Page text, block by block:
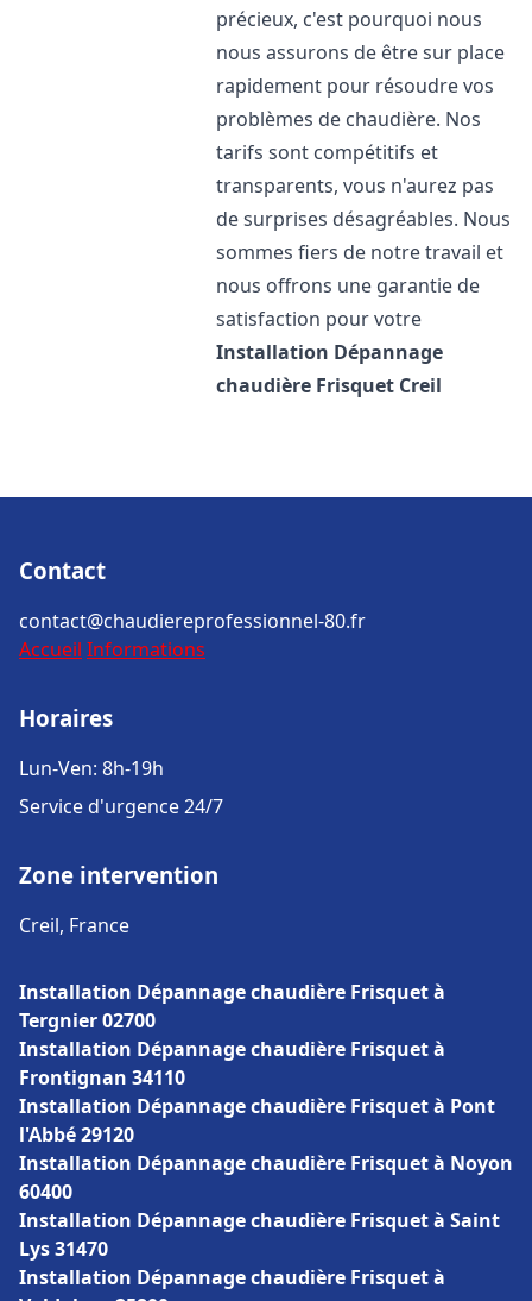
précieux, c'est pourquoi nous
nous assurons de être sur place
rapidement pour résoudre vos
problèmes de chaudière. Nos
tarifs sont compétitifs et
transparents, vous n'aurez pas
de surprises désagréables. Nous
sommes fiers de notre travail et
nous offrons une garantie de
satisfaction pour votre
Installation Dépannage
chaudière Frisquet Creil
Contact
contact@chaudiereprofessionnel-80.fr
Accueil Informations
Horaires
Lun-Ven: 8h-19h
Service d'urgence 24/7
Zone intervention
Creil, France
Installation Dépannage chaudière Frisquet à
Tergnier 02700
Installation Dépannage chaudière Frisquet à
Frontignan 34110
Installation Dépannage chaudière Frisquet à Pont
l'Abbé 29120
Installation Dépannage chaudière Frisquet à Noyon
60400
Installation Dépannage chaudière Frisquet à Saint
Lys 31470
Installation Dépannage chaudière Frisquet à